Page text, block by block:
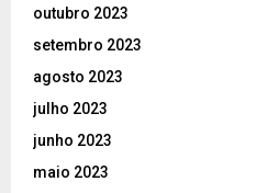
outubro 2023
setembro 2023
agosto 2023
julho 2023
junho 2023
maio 2023